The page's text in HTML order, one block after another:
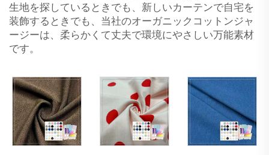
生地を探しているときでも、新しいカーテンで自宅を
装飾するときでも、当社のオーガニックコットンジャ
ージーは、柔らかくて丈夫で環境にやさしい万能素材
です。